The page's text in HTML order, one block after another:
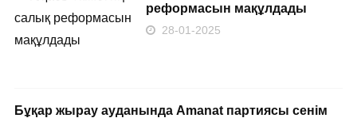
реформасын мақұлдады
28-01-2025
Бұқар жырау ауданында Amanat партиясы сенім